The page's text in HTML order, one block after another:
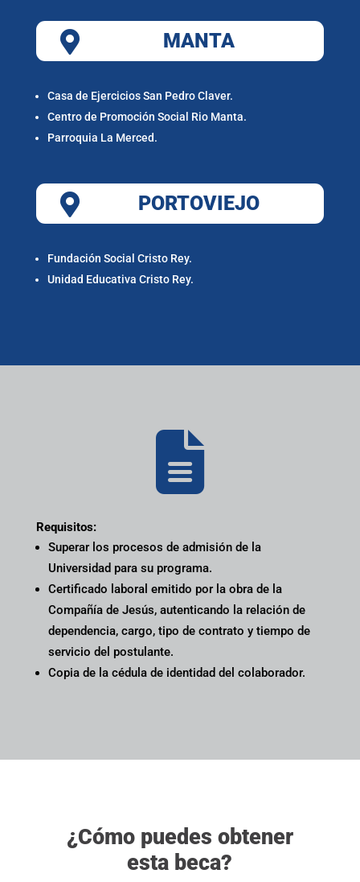
 MANTA
Casa de Ejercicios San Pedro Claver.
Centro de Promoción Social Rio Manta.
Parroquia La Merced.
 PORTOVIEJO
Fundación Social Cristo Rey.
Unidad Educativa Cristo Rey.

Requisitos:
Superar los procesos de admisión de la
Universidad para su programa.
Certificado laboral emitido por la obra de la
Compañía de Jesús, autenticando la relación de
dependencia, cargo, tipo de contrato y tiempo de
servicio del postulante.
Copia de la cédula de identidad del colaborador.
¿Cómo puedes obtener
esta beca?